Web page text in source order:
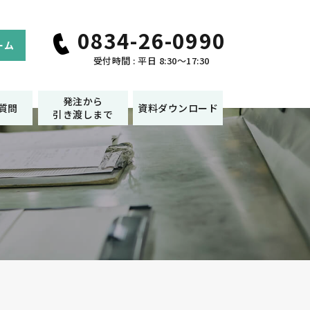
ム 0834-26-0990
受付時間 : 平日 8:30～17:30
問
発注から
引き渡しまで
資料ダウンロード